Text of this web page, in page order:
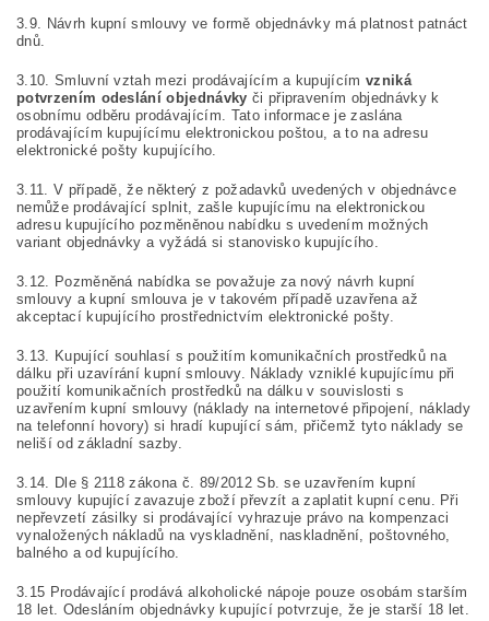
3.9. Návrh kupní smlouvy ve formě objednávky má platnost patnáct
dnů.
3.10. Smluvní vztah mezi prodávajícím a kupujícím vzniká
potvrzením odeslání objednávky či připravením objednávky k
osobnímu odběru prodávajícím. Tato informace je zaslána
prodávajícím kupujícímu elektronickou poštou, a to na adresu
elektronické pošty kupujícího.
3.11. V případě, že některý z požadavků uvedených v objednávce
nemůže prodávající splnit, zašle kupujícímu na elektronickou
adresu kupujícího pozměněnou nabídku s uvedením možných
variant objednávky a vyžádá si stanovisko kupujícího.
3.12. Pozměněná nabídka se považuje za nový návrh kupní
smlouvy a kupní smlouva je v takovém případě uzavřena až
akceptací kupujícího prostřednictvím elektronické pošty.
3.13. Kupující souhlasí s použitím komunikačních prostředků na
dálku při uzavírání kupní smlouvy. Náklady vzniklé kupujícímu při
použití komunikačních prostředků na dálku v souvislosti s
uzavřením kupní smlouvy (náklady na internetové připojení, náklady
na telefonní hovory) si hradí kupující sám, přičemž tyto náklady se
neliší od základní sazby.
3.14. Dle § 2118 zákona č. 89/2012 Sb. se uzavřením kupní
smlouvy kupující zavazuje zboží převzít a zaplatit kupní cenu. Při
nepřevzetí zásilky si prodávající vyhrazuje právo na kompenzaci
vynaložených nákladů na vyskladnění, naskladnění, poštovného,
balného a od kupujícího.
3.15 Prodávající prodává alkoholické nápoje pouze osobám starším
18 let. Odesláním objednávky kupující potvrzuje, že je starší 18 let.